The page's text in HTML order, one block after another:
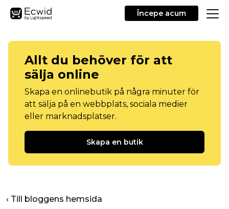
Începe acum
Allt du behöver för att
sälja online
Skapa en onlinebutik på några minuter för
att sälja på en webbplats, sociala medier
eller marknadsplatser.
Skapa en butik
‹ Till bloggens hemsida